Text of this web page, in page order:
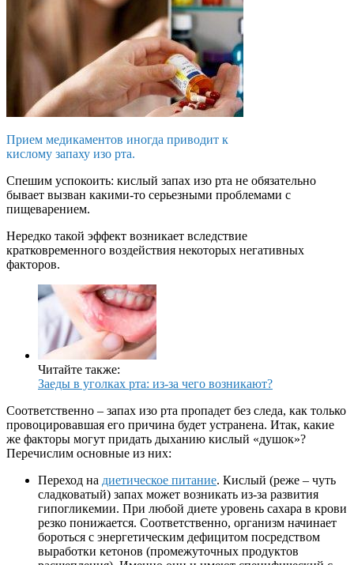
Прием медикаментов иногда приводит к
кислому запаху изо рта.
Спешим успокоить: кислый запах изо рта не обязательно
бывает вызван какими-то серьезными проблемами с
пищеварением.
Нередко такой эффект возникает вследствие
кратковременного воздействия некоторых негативных
факторов.
Читайте также:
Заеды в уголках рта: из-за чего возникают?
Соответственно – запах изо рта пропадет без следа, как только
провоцировавшая его причина будет устранена. Итак, какие
же факторы могут придать дыханию кислый «душок»?
Перечислим основные из них:
Переход на диетическое питание. Кислый (реже – чуть
сладковатый) запах может возникать из-за развития
гипогликемии. При любой диете уровень сахара в крови
резко понижается. Соответственно, организм начинает
бороться с энергетическим дефицитом посредством
выработки кетонов (промежуточных продуктов